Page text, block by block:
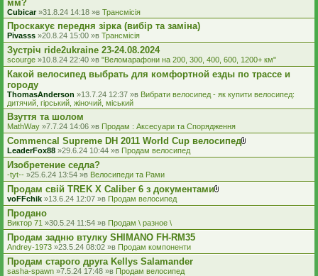
я
мм?
Cubicar»31.8.24 14:18 »в Трансмісія
Проскакує передня зірка (вибір та заміна)
Pivasss »20.8.24 15:00 »в Трансмісія
Зустріч ride2ukraine 23-24.08.2024
scourge »10.8.24 22:40 »в "Веломарафони на 200, 300, 400, 600, 1200+ км"
Какой велосипед выбрать для комфортной езды по трассе и
городу
ThomasAnderson »13.7.24 12:37 »в Вибрати велосипед - як купити велосипед:
дитячий, гірський, жіночий, міський
Взуття та шолом
MathWay »7.7.24 14:06 »в Продам : Аксесуари та Спорядження
Commencal Supreme DH 2011 World Cup велосипед
к
д
н
LeaderFox88 »29.6.24 10:44 »в Продам велосипед
Изобретение седла?
-tyt-- »25.6.24 13:54 »в Велосипеди та Рами
Продам свій TREK X Caliber 6 з документами
к
д
н
voFFchik »13.6.24 12:07 »в Продам велосипед
Продано
Виктор 71 »30.5.24 11:54 »в Продам \ разное \
Продам задню втулку SHIMANO FH-RM35
Andrey-1973 »23.5.24 08:02 »в Продам компоненти
Продам старого друга Kellys Salamander
sasha-spawn »7.5.24 17:48 »в Продам велосипед